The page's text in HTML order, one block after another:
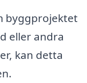
byggprojektet
eller andra
kan detta